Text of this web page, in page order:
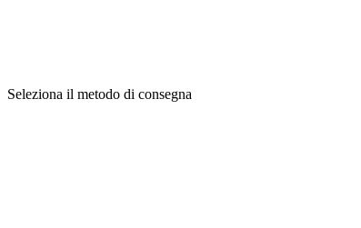
Seleziona il metodo di consegna